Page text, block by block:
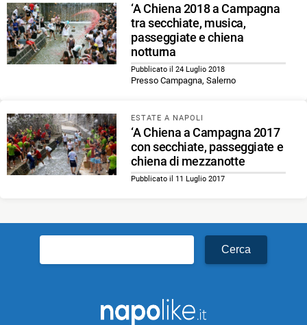
‘A Chiena 2018 a Campagna
tra secchiate, musica,
passeggiate e chiena
notturna
Pubblicato il 24 Luglio 2018
Presso Campagna, Salerno
ESTATE A NAPOLI
‘A Chiena a Campagna 2017
con secchiate, passeggiate e
chiena di mezzanotte
Pubblicato il 11 Luglio 2017
per: